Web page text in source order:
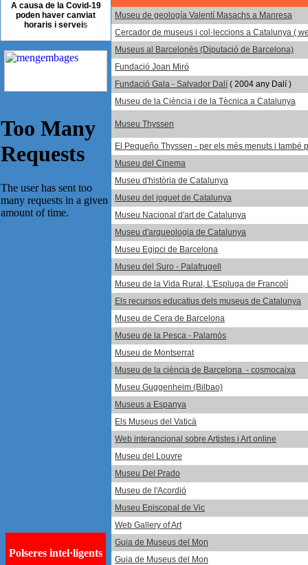
A causa de la Covid-19
poden haver canviat
horaris i serveis
Museu de geología Valentí Masachs a Manresa
Cercador de museus i col·leccions a Catalunya (
Museus al Barcelonès (Diputació de Barcelona)
Fundació Joan Miró
Fundació Gala - Salvador Dalí ( 2004 any Dalí )
Museu de la Ciència i de la Tècnica a Catalunya
Museu Thyssen
El Pequeño Thyssen - per els més menuts i també
Museu del Cinema
Museu d'història de Catalunya
Museu del joguet de Catalunya
Museu Nacional d'art de Catalunya
Museu d'arqueologia de Catalunya
Museu Egipci de Barcelona
Museu del Suro - Palafrugell
Museu de la Vida Rural, L'Espluga de Francolí
Els recursos educatius dels museus de Catalunya
Museu de Cera de Barcelona
Museu de la Pesca - Palamós
Museu de Montserrat
Museu de la ciència de Barcelona - cosmocaixa
Museu Guggenheim (Bilbao)
Museus a Espanya
Els Museus del Vaticà
Web interancional sobre Artistes i Art online
Museu del Louvre
Museu Del Prado
Museu de l'Acordió
Museu Episcopal de Vic
Web Gallery of Art
Guia de Museus del Mon
Guia de Museus del Mon